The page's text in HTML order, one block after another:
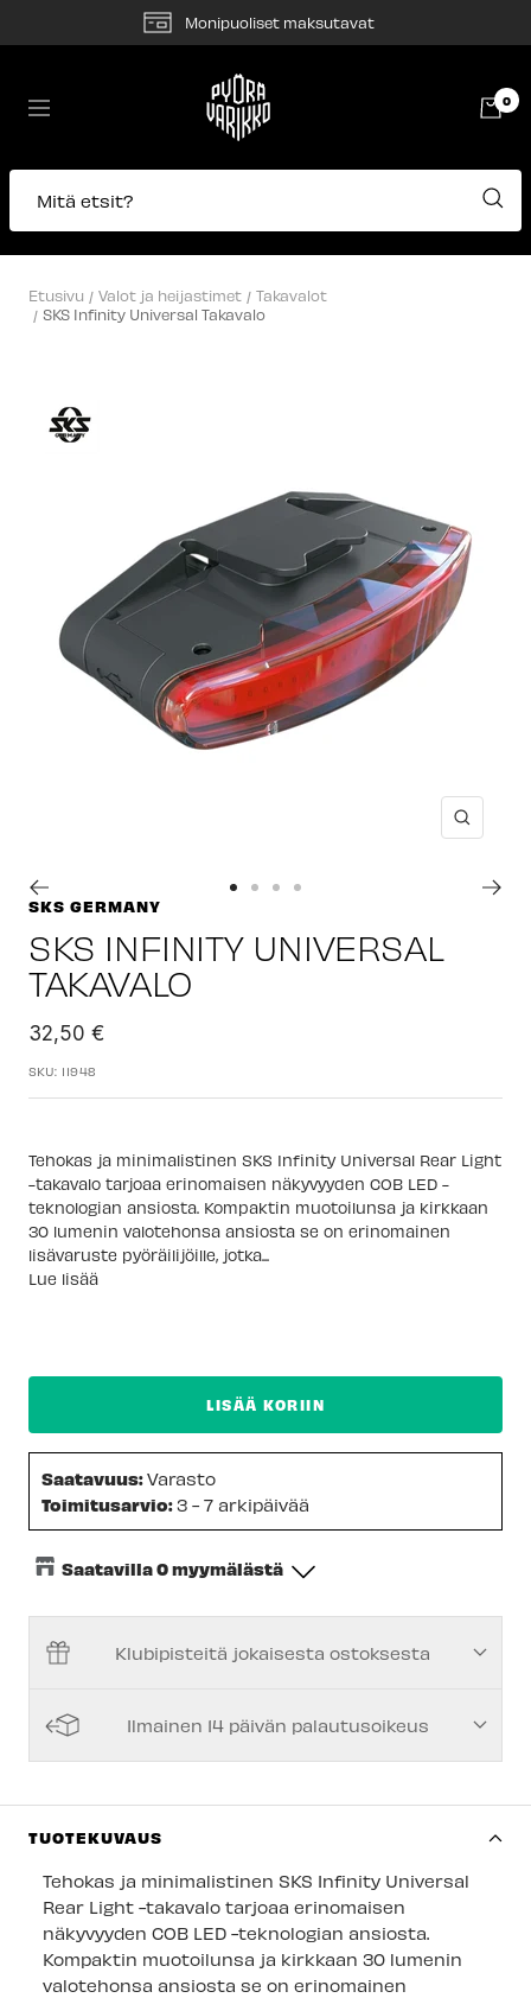
Monipuoliset maksutavat
Navigaatio
Pyörävarikko
0
Mitä etsit?
Etusivu Valot ja heijastimet
Takavalot
SKS Infinity Universal Takavalo
1
2 3
4
SKS GERMANY
SKS INFINITY UNIVERSAL
TAKAVALO
Alennushinta
32,50 €
SKU: 11948
Tehokas ja minimalistinen SKS Infinity Universal Rear Light
-takavalo tarjoaa erinomaisen näkyvyyden COB LED -
teknologian ansiosta. Kompaktin muotoilunsa ja kirkkaan
30 lumenin valotehonsa ansiosta se on erinomainen
lisävaruste pyöräilijöille, jotka...
Lue lisää
LISÄÄ KORIIN
Saatavuus:Varasto
Toimitusarvio:3 - 7 arkipäivää
Saatavilla 0 myymälästä
Keskusvarasto-Saatavilla
Espoon Myymälä-Tilapäisesti loppu
Joensuun myymälä
Imatran myymälä-Tilapäisesti loppu
Jyväskylän myymälä-Tilapäisesti loppu
Lappeenrannan myymälä-Tilapäisesti loppu
Klubipisteitä jokaisesta ostoksesta
Ilmainen 14 päivän palautusoikeus
TUOTEKUVAUS
Tehokas ja minimalistinen SKS Infinity Universal
Rear Light -takavalo tarjoaa erinomaisen
näkyvyyden COB LED -teknologian ansiosta.
Kompaktin muotoilunsa ja kirkkaan 30 lumenin
valotehonsa ansiosta se on erinomainen